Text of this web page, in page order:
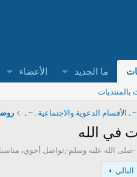
ما الجديد الأعضاء
بالمنتديات
. الأقسام الدعوية والاجتماعية . ~ .
في الله
صلى الله عليه وسلم-,تواصل أخوي،
التالي